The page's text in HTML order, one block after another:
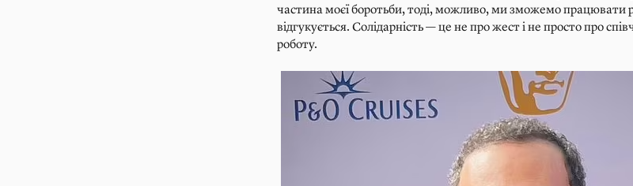
частина моєї боротьби, тоді, можливо, ми зможемо працювати
відгукується. Солідарність — це не про жест і не просто про
роботу.